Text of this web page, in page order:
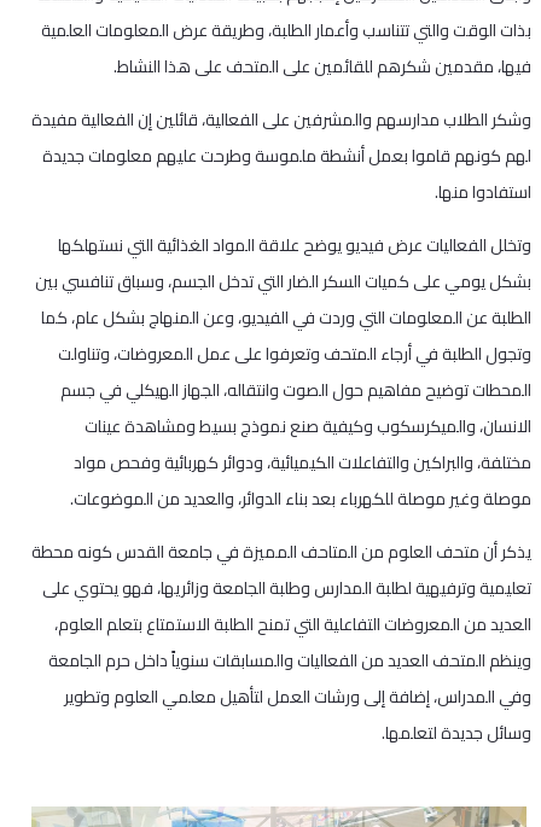
بذات الوقت والتي تتناسب وأعمار الطلبة، وطريقة عرض المعلومات العلمية
فيها، مقدمين شكرهم للقائمين على المتحف على هذا النشاط.
وشكر الطلاب مدارسهم والمشرفين على الفعالية، قائلين إن الفعالية مفيدة
لهم كونهم قاموا بعمل أنشطة ملموسة وطرحت عليهم معلومات جديدة
استفادوا منها.
وتخلل الفعاليات عرض فيديو يوضح علاقة المواد الغذائية التي نستهلكها
بشكل يومي على كميات السكر الضار التي تدخل الجسم، وسباق تنافسي بين
الطلبة عن المعلومات التي وردت في الفيديو، وعن المنهاج بشكل عام، كما
وتجول الطلبة في أرجاء المتحف وتعرفوا على عمل المعروضات، وتناولت
المحطات توضيح مفاهيم حول الصوت وانتقاله، الجهاز الهيكلي في جسم
الانسان، والميكرسكوب وكيفية صنع نموذج بسيط ومشاهدة عينات
مختلفة، والبراكين والتفاعلات الكيميائية، ودوائر كهربائية وفحص مواد
موصلة وغير موصلة للكهرباء بعد بناء الدوائر، والعديد من الموضوعات.
يذكر أن متحف العلوم من المتاحف المميزة في جامعة القدس كونه محطة
تعليمية وترفيهية لطلبة المدارس وطلبة الجامعة وزائريها، فهو يحتوي على
العديد من المعروضات التفاعلية التي تمنح الطلبة الاستمتاع بتعلم العلوم،
وينظم المتحف العديد من الفعاليات والمسابقات سنوياً داخل حرم الجامعة
وفي المدراس، إضافة إلى ورشات العمل لتأهيل معلمي العلوم وتطوير
وسائل جديدة لتعلمها.